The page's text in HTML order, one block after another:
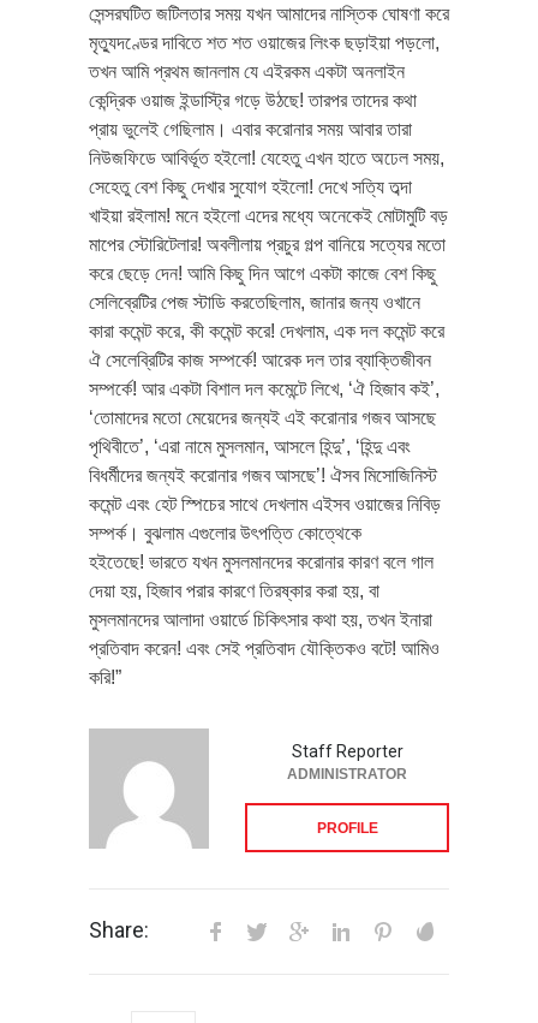
সেন্সরঘটিত জটিলতার সময় যখন আমাদের নাস্তিক ঘোষণা করে
মৃত্যুদণ্ডের দাবিতে শত শত ওয়াজের লিংক ছড়াইয়া পড়লো,
তখন আমি প্রথম জানলাম যে এইরকম একটা অনলাইন
কেন্দ্রিক ওয়াজ ইন্ডাস্ট্রি গড়ে উঠছে! তারপর তাদের কথা
প্রায় ভুলেই গেছিলাম। এবার করোনার সময় আবার তারা
নিউজফিডে আবির্ভূত হইলো! যেহেতু এখন হাতে অঢেল সময়,
সেহেতু বেশ কিছু দেখার সুযোগ হইলো! দেখে সত্যি তব্দা
খাইয়া রইলাম! মনে হইলো এদের মধ্যে অনেকেই মোটামুটি বড়
মাপের স্টোরিটেলার! অবলীলায় প্রচুর গল্প বানিয়ে সত্যের মতো
করে ছেড়ে দেন! আমি কিছু দিন আগে একটা কাজে বেশ কিছু
সেলিব্রেটির পেজ স্টাডি করতেছিলাম, জানার জন্য ওখানে
কারা কমেন্ট করে, কী কমেন্ট করে! দেখলাম, এক দল কমেন্ট করে
ঐ সেলেব্রিটির কাজ সম্পর্কে! আরেক দল তার ব্যাক্তিজীবন
সম্পর্কে! আর একটা বিশাল দল কমেন্টে লিখে, ‘ঐ হিজাব কই’,
‘তোমাদের মতো মেয়েদের জন্যই এই করোনার গজব আসছে
পৃথিবীতে’, ‘এরা নামে মুসলমান, আসলে হিন্দু’, ‘হিন্দু এবং
বিধর্মীদের জন্যই করোনার গজব আসছে’! ঐসব মিসোজিনিস্ট
কমেন্ট এবং হেট স্পিচের সাথে দেখলাম এইসব ওয়াজের নিবিড়
সম্পর্ক। বুঝলাম এগুলোর উৎপত্তি কোত্থেকে
হইতেছে! ভারতে যখন মুসলমানদের করোনার কারণ বলে গাল
দেয়া হয়, হিজাব পরার কারণে তিরষ্কার করা হয়, বা
মুসলমানদের আলাদা ওয়ার্ডে চিকিৎসার কথা হয়, তখন ইনারা
প্রতিবাদ করেন! এবং সেই প্রতিবাদ যৌক্তিকও বটে! আমিও
করি!”
Staff Reporter
ADMINISTRATOR
PROFILE
Share: